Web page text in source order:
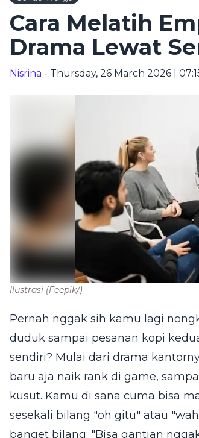
Cara Melatih
Drama Lewat
Nisrina - Thursday, 26 March 2026 |
Ilustrasi (Feepik/)
Pernah nggak sih kamu lagi
duduk sampai pesanan kopi
sendiri? Mulai dari drama
baru aja naik rank di game,
kusut. Kamu di sana cuma bisa
sesekali bilang "oh gitu" atau
banget bilang: "Bisa gantian